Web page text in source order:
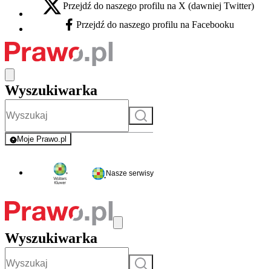
X - otwiera się w nowej karcie
Przejdź do naszego profilu na X (dawniej Twitter)
Facebook - otwiera się w nowej karcie
Przejdź do naszego profilu na Facebooku
Wyszukiwarka
Szukaj
Moje Prawo.pl
- rejestracja i logowanie do serwisu
Nasze serwisy
Wyszukiwarka
Szukaj